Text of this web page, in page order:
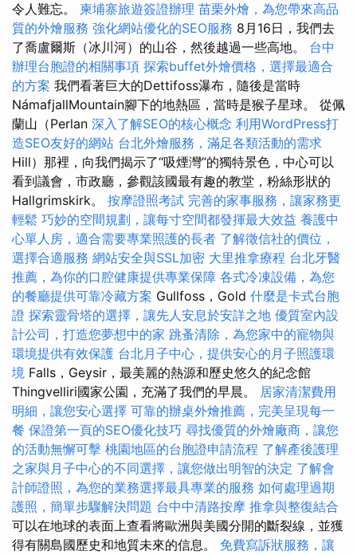
令人難忘。 柬埔寨旅遊簽證辦理 苗栗外燴，為您帶來高品
質的外燴服務 強化網站優化的SEO服務 8月16日，我們去
了喬盧爾斯（冰川河）的山谷，然後越過一些高地。 台中
辦理台胞證的相關事項 探索buffet外燴價格，選擇最適合
的方案 我們看著巨大的Dettifoss瀑布，隨後是當時
NámafjallMountain腳下的地熱區，當時是猴子星球。 從佩
蘭山（Perlan 深入了解SEO的核心概念 利用WordPress打
造SEO友好的網站 台北外燴服務，滿足各類活動的需求
Hill）那裡，向我們揭示了“吸煙灣”的獨特景色，中心可以
看到議會，市政廳，參觀該國最有趣的教堂，粉絲形狀的
Hallgrimskirk。 按摩證照考試 完善的家事服務，讓家務更
輕鬆 巧妙的空間規劃，讓每寸空間都發揮最大效益 養護中
心單人房，適合需要專業照護的長者 了解徵信社的價位，
選擇合適服務 網站安全與SSL加密 大里推拿療程 台北牙醫
推薦，為你的口腔健康提供專業保障 各式冷凍設備，為您
的餐廳提供可靠冷藏方案 Gullfoss，Gold 什麼是卡式台胞
證 探索靈骨塔的選擇，讓先人安息於安詳之地 優質室內設
計公司，打造您夢想中的家 跳蚤清除，為您家中的寵物與
環境提供有效保護 台北月子中心，提供安心的月子照護環
境 Falls，Geysir，最美麗的熱源和歷史悠久的紀念館
Thingvelliri國家公園，充滿了我們的早晨。 居家清潔費用
明細，讓您安心選擇 可靠的辦桌外燴推薦，完美呈現每一
餐 保證第一頁的SEO優化技巧 尋找優質的外燴廠商，讓您
的活動無懈可擊 桃園地區的台胞證申請流程 了解產後護理
之家與月子中心的不同選擇，讓您做出明智的決定 了解會
計師證照，為您的業務選擇最具專業的服務 如何處理過期
護照，簡單步驟解決問題 台中中清路按摩 推拿與整復結合
可以在地球的表面上查看將歐洲與美國分開的斷裂線，並獲
得有關島國歷史和地質未來的信息。 免費寫訴狀服務，讓